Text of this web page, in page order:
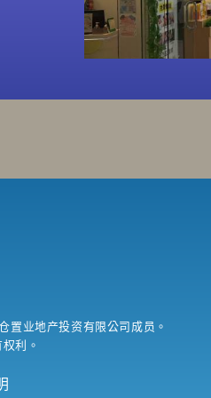
置业地产投资有限公司成员。
利。